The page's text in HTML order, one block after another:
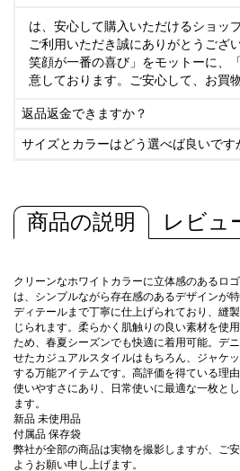
は、安心して購入いただけるショッ
ご利用いただき誠にありがとうござ
笑顔が一番の喜び」をモットーに、
意しております。ご安心して、お買
返品返金できますか？
サイズとカラーはどう選べば良いです
商品の説明 レビュ
クリーンなホワイトカラーに立体感のあるロ
は、シンプルながら存在感のあるデザインが
ディテールまで丁寧に仕上げられており、縫
じられます。柔らかく肌触りの良い素材を使
ため、春夏シーズンでも快適に着用可能。デ
せたカジュアルスタイルはもちろん、ジャケ
する万能アイテムです。高評価を得ている理
使いやすさにあり、日常使いに最適な一枚と
ます。
新品 未使用品
付属品 保存袋
弊社が全部の商品は実物を撮影しますが、ご
ようお願い申し上げます。